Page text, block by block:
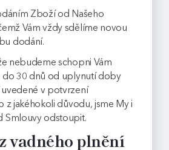
Zboží od Našeho
Vám vždy sdělíme novou
dodání.
nebudeme schopni Vám
do 30 dnů od uplynutí doby
v potvrzení
z jakéhokoli důvodu, jsme My i
Smlouvy odstoupit.
vadného plnění